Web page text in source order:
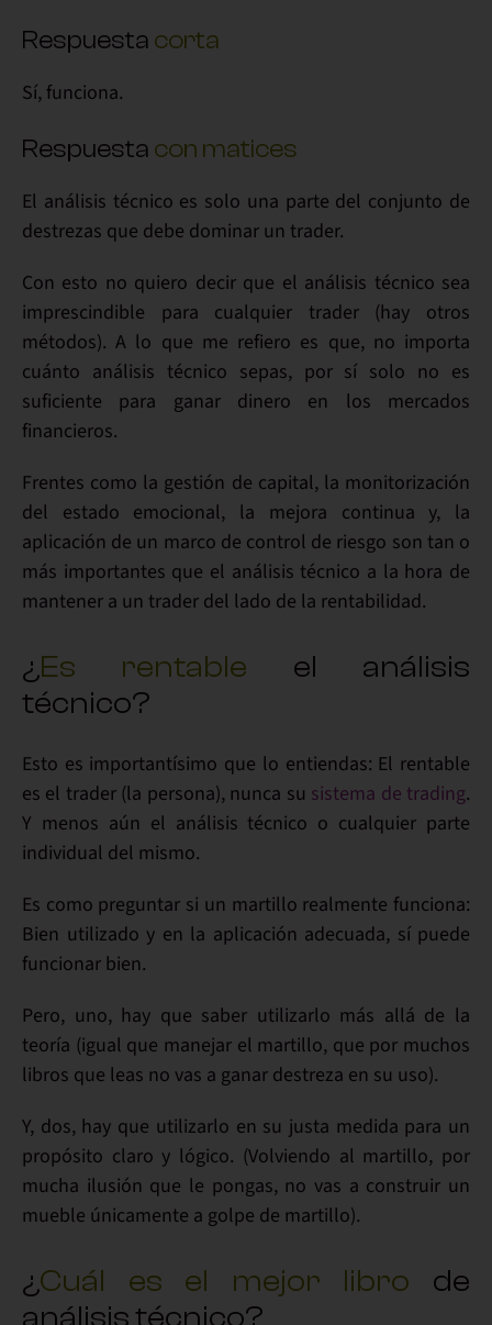
Respuesta corta
Sí, funciona.
Respuesta con matices
El análisis técnico es solo una parte del conjunto de
destrezas que debe dominar un trader.
Con esto no quiero decir que el análisis técnico sea
imprescindible para cualquier trader (hay otros
métodos). A lo que me refiero es que, no importa
cuánto análisis técnico sepas,por sí solo no es
suficiente para ganar dinero en los mercados
financieros.
Frentes como la gestión de capital, la monitorización
del estado emocional, la mejora continua y, la
aplicación de un marco de control de riesgo son tan o
más importantes que el análisis técnico a la hora de
mantener a un trader del lado de la rentabilidad.
¿Es rentable el análisis
técnico?
Esto es importantísimo que lo entiendas: El rentable
es el trader(la persona), nunca su sistema de trading.
Y menos aún el análisis técnico o cualquier parte
individual del mismo.
Es como preguntar si un martillo realmente funciona:
Bien utilizado y en la aplicación adecuada, sí puede
funcionar bien.
Pero, uno, hay que saber utilizarlo más allá de la
teoría (igual que manejar el martillo, que por muchos
libros que leas no vas a ganar destreza en su uso).
Y, dos, hay que utilizarlo en su justa medida para un
propósito claro y lógico. (Volviendo al martillo, por
mucha ilusión que le pongas, no vas a construir un
mueble únicamente a golpe de martillo).
¿Cuál es el mejor libro de
análisis técnico?